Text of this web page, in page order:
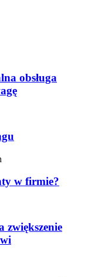
obsługa
w firmie?
zwiększenie